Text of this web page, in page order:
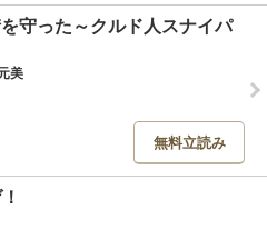
守った～クルド人スナイパ
美
無料立読み